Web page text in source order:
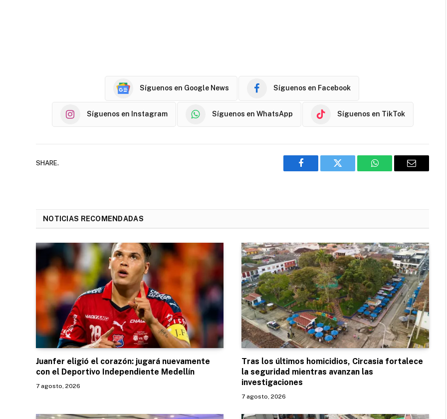
Síguenos en Google News Síguenos en Facebook
Síguenos en Instagram Síguenos en WhatsApp Síguenos en TikTok
SHARE.
Facebook Twitter WhatsAppEmail
NOTICIAS RECOMENDADAS
Juanfer eligió el corazón: jugará nuevamente
con el Deportivo Independiente Medellín
7 agosto, 2026
Tras los últimos homicidios, Circasia fortalece
la seguridad mientras avanzan las
investigaciones
7 agosto, 2026